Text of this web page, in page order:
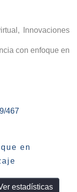
, Innovaciones
con enfoque en
467
en
estadísticas